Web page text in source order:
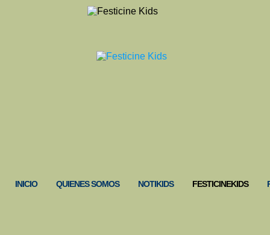
INICIO QUIENES SOMOS NOTIKIDS FESTICINEKIDS